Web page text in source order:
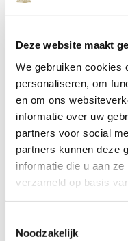
Deze website maakt
We gebruiken cookies
personaliseren, om
en om ons
informatie over uw
partners voor social
partners kunnen deze
informatie die u aan
verzameld op basis
Noodzakelijk
Pinot Grigio
Delle Venezie
LIEBLICH
Gros
Carredon
Côte de Gascogne